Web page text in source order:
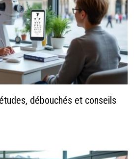
débouchés et conseils